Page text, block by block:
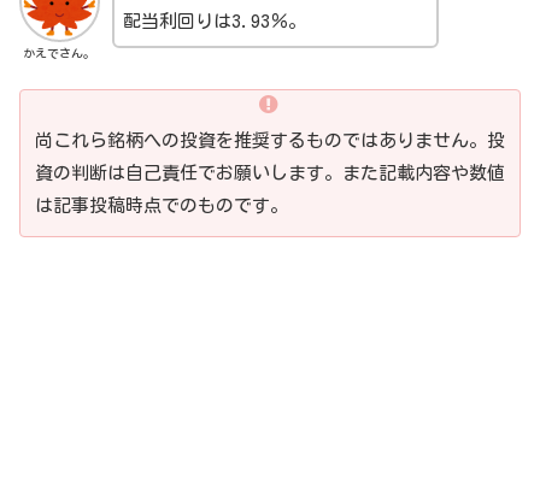
かえでさん。
配当利回りは3.93％。
尚これら銘柄への投資を推奨するものではありません。投
資の判断は自己責任でお願いします。また記載内容や数値
は記事投稿時点でのものです。